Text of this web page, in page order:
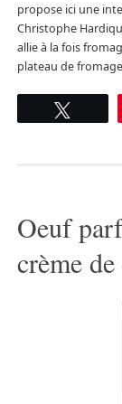
propose ici une
Christophe
allie à la fois
plateau de
Oeuf
crème